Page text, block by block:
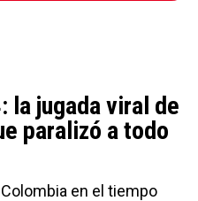
la jugada viral de
paralizó a todo
en el tiempo